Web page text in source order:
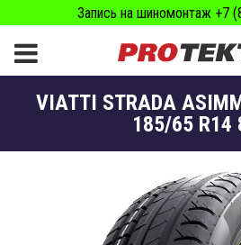
Запись на шиномонтаж +7
VIATTI STRADA
185/65 R14